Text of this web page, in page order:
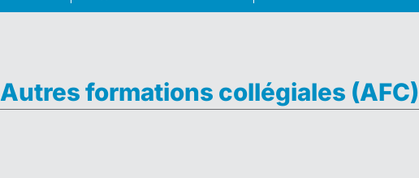
Autres formations collégiales (AFC)